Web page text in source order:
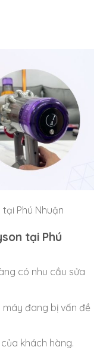
Phú Nhuận
tại Phú
có nhu cầu sửa
máy đang bị vấn đề
khách hàng.